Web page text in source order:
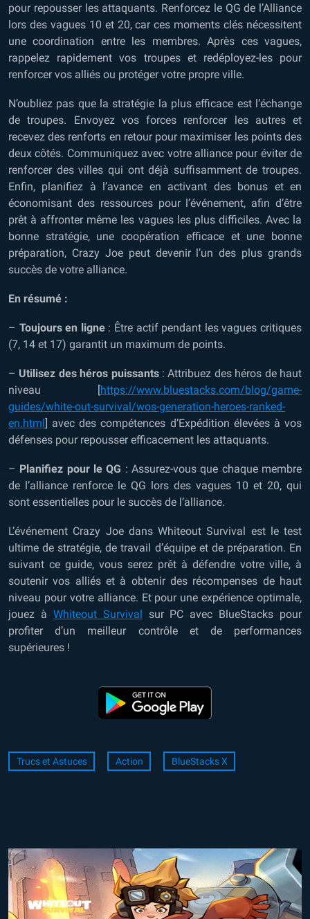
pour repousser les attaquants. Renforcez le QG de l’Alliance
lors des vagues 10 et 20, car ces moments clés nécessitent
une coordination entre les membres. Après ces vagues,
rappelez rapidement vos troupes et redéployez-les pour
renforcer vos alliés ou protéger votre propre ville.
N’oubliez pas que la stratégie la plus efficace est l’échange
de troupes. Envoyez vos forces renforcer les autres et
recevez des renforts en retour pour maximiser les points des
deux côtés. Communiquez avec votre alliance pour éviter de
renforcer des villes qui ont déjà suffisamment de troupes.
Enfin, planifiez à l’avance en activant des bonus et en
économisant des ressources pour l’événement, afin d’être
prêt à affronter même les vagues les plus difficiles. Avec la
bonne stratégie, une coopération efficace et une bonne
préparation, Crazy Joe peut devenir l’un des plus grands
succès de votre alliance.
En résumé :
– Toujours en ligne: Être actif pendant les vagues critiques
(7, 14 et 17) garantit un maximum de points.
– Utilisez des héros puissants: Attribuez des héros de haut
niveau
[https://www.bluestacks.com/blog/game-
guides/white-out-survival/wos-generation-heroes-ranked-
en.html] avec des compétences d’Expédition élevées à vos
défenses pour repousser efficacement les attaquants.
– Planifiez pour le QG : Assurez-vous que chaque membre
de l’alliance renforce le QG lors des vagues 10 et 20, qui
sont essentielles pour le succès de l’alliance.
L’événement Crazy Joe dans Whiteout Survival est le test
ultime de stratégie, de travail d’équipe et de préparation. En
suivant ce guide, vous serez prêt à défendre votre ville, à
soutenir vos alliés et à obtenir des récompenses de haut
niveau pour votre alliance. Et pour une expérience optimale,
jouez à Whiteout Survival sur PC avec BlueStacks pour
profiter d’un meilleur contrôle et de performances
supérieures !
Trucs et Astuces Action BlueStacks X